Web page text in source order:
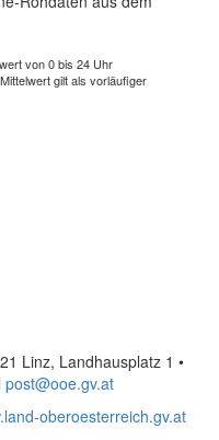
von 0 bis 24 Uhr
gilt als vorläufiger
Linz, Landhausplatz 1 •
post@ooe.gv.at
oberoesterreich.gv.at